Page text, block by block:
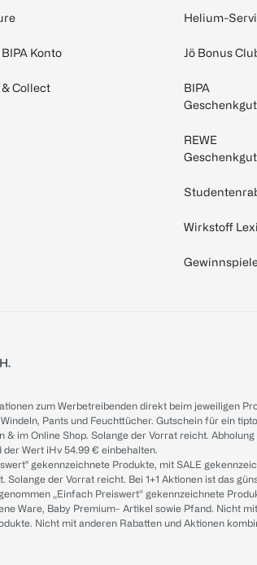
Konto
Collect
Helium-
Jö Bonus
BIPA
REWE
Wirkstoff
zum Werbetreibenden direkt beim jeweiligen
Pants und Feuchttücher. Gutschein für ein
& im Online Shop. Solange der Vorrat reicht.
Wert iHv 54.99 € einbehalten.
gekennzeichnete Produkte, mit SALE
der Vorrat reicht. Bei 1+1 Aktionen ist das
„Einfach Preiswert“ gekennzeichnete
Ware, Baby Premium- Artikel sowie Pfand.
Nicht mit anderen Rabatten und Aktionen